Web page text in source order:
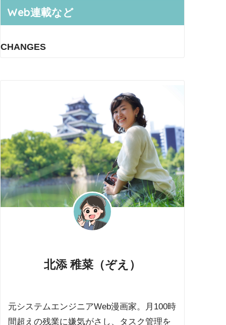
Web連載など
CHANGES
北添 稚菜（ぞえ）
元システムエンジニアWeb漫画家。月100時
間超えの残業に嫌気がさし、タスク管理を